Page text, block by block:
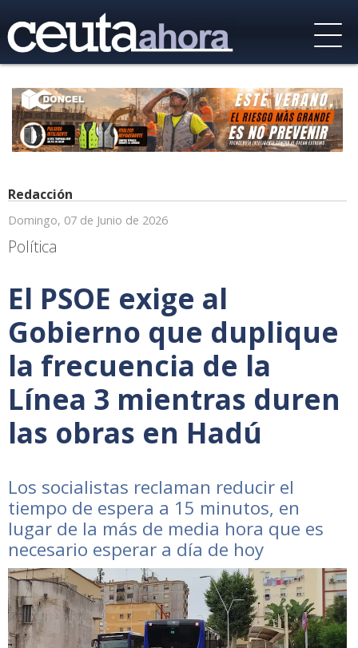
Redacción
Domingo, 07 de Junio de 2026
Política
El PSOE exige al
Gobierno que duplique
la frecuencia de la
Línea 3 mientras duren
las obras en Hadú
Los socialistas reclaman reducir el
tiempo de espera a 15 minutos, en
lugar de la más de media hora que es
necesario esperar a día de hoy